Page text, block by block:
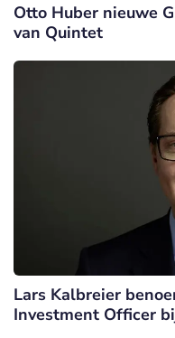
Otto Huber nieuwe
van Quintet
Lars Kalbreier
Investment Officer